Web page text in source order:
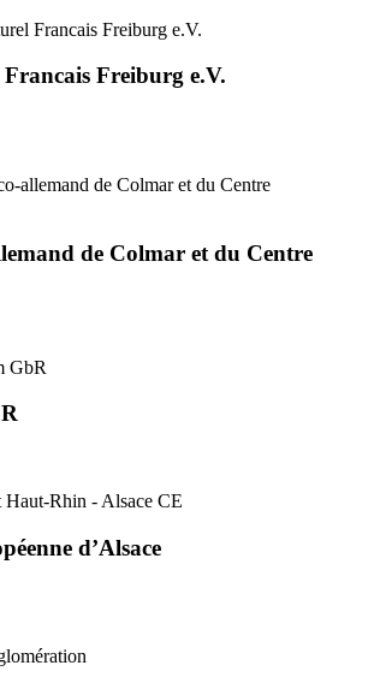
Freiburg e.V.
de Colmar et du Centre
d’Alsace